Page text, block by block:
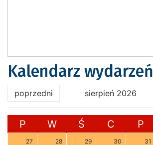
Kalendarz wydarzeń
poprzedni sierpień 2026
P W Ś C P
27 28 29 30 31